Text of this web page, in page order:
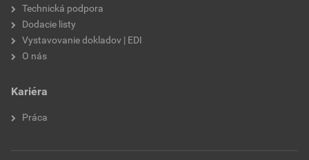
Technická podpora
Dodacie listy
Vystavovanie dokladov | EDI
O nás
Kariéra
Práca